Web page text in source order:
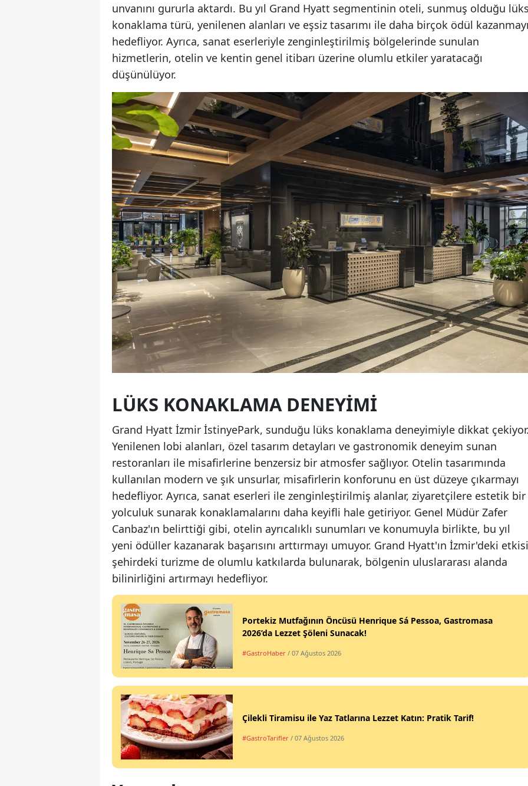
unvanını gururla aktardı. Bu yıl Grand Hyatt segmentinin oteli, sunmuş olduğu
konaklama türü, yenilenen alanları ve eşsiz tasarımı ile daha birçok ödül
hedefliyor. Ayrıca, sanat eserleriyle zenginleştirilmiş bölgelerinde sunulan
hizmetlerin, otelin ve kentin genel itibarı üzerine olumlu etkiler yaratacağı
düşünülüyor.
LÜKS KONAKLAMA DENEYIMI
Grand Hyatt İzmir İstinyePark, sunduğu lüks konaklama deneyimiyle dikkat
Yenilenen lobi alanları, özel tasarım detayları ve gastronomik deneyim sunan
restoranları ile misafirlerine benzersiz bir atmosfer sağlıyor. Otelin tasarımında
kullanılan modern ve şık unsurlar, misafirlerin konforunu en üst düzeye çıkarmayı
hedefliyor. Ayrıca, sanat eserleri ile zenginleştirilmiş alanlar, ziyaretçilere estetik bir
yolculuk sunarak konaklamalarını daha keyifli hale getiriyor. Genel Müdür Zafer
Canbaz'ın belirttiği gibi, otelin ayrıcalıklı sunumları ve konumuyla birlikte, bu yıl
yeni ödüller kazanarak başarısını arttırmayı umuyor. Grand Hyatt'ın İzmir'deki
şehirdeki turizme de olumlu katkılarda bulunarak, bölgenin uluslararası alanda
bilinirliğini artırmayı hedefliyor.
Portekiz Mutfağının Öncüsü Henrique Sá Pessoa, Gastromasa
2026’da Lezzet Şöleni Sunacak!
#GastroHaber / 07 Ağustos 2026
Çilekli Tiramisu ile Yaz Tatlarına Lezzet Katın: Pratik Tarif!
#GastroTarifler / 07 Ağustos 2026